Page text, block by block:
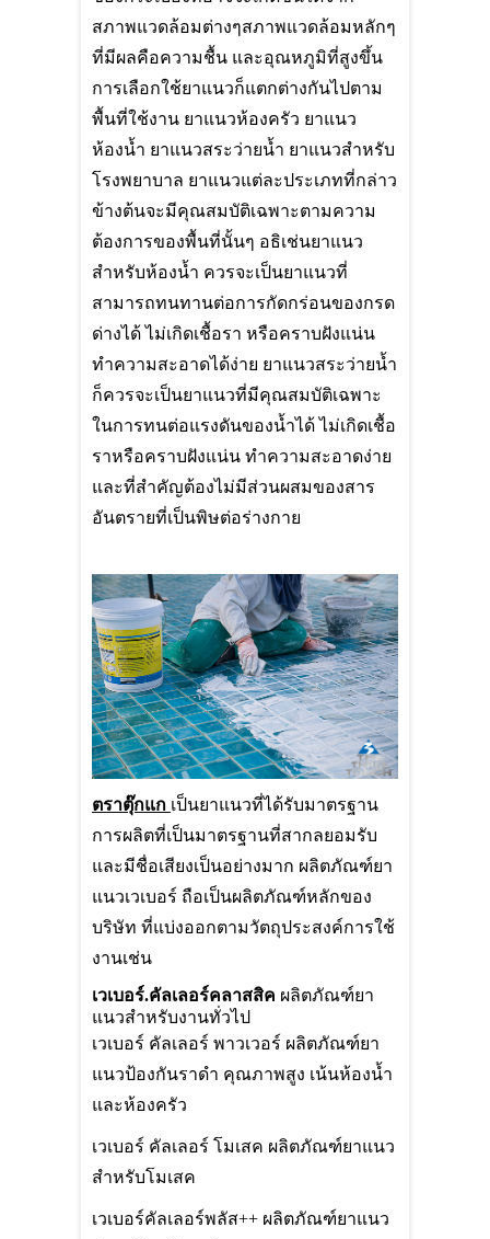
สภาพแวดล้อมต่างๆสภาพแวดล้อมหลักๆ
ที่มีผลคือความชื้น และอุณหภูมิที่สูงขึ้น
การเลือกใช้ยาแนวก็แตกต่างกันไปตาม
พื้นที่ใช้งาน ยาแนวห้องครัว ยาแนว
ห้องน้ำ ยาแนวสระว่ายน้ำ ยาแนวสำหรับ
โรงพยาบาล ยาแนวแต่ละประเภทที่กล่าว
ข้างต้นจะมีคุณสมบัติเฉพาะตามความ
ต้องการของพื้นที่นั้นๆ อธิเช่นยาแนว
สำหรับห้องน้ำ ควรจะเป็นยาแนวที่
สามารถทนทานต่อการกัดกร่อนของกรด
ด่างได้ ไม่เกิดเชื้อรา หรือคราบฝังแน่น
ทำความสะอาดได้ง่าย ยาแนวสระว่ายน้ำ
ก็ควรจะเป็นยาแนวที่มีคุณสมบัติเฉพาะ
ในการทนต่อแรงดันของน้ำได้ ไม่เกิดเชื้อ
ราหรือคราบฝังแน่น ทำความสะอาดง่าย
และที่สำคัญต้องไม่มีส่วนผสมของสาร
อันตรายที่เป็นพิษต่อร่างกาย
ตราตุ๊กแก เป็นยาแนวที่ได้รับมาตรฐาน
การผลิตที่เป็นมาตรฐานที่สากลยอมรับ
และมีชื่อเสียงเป็นอย่างมาก ผลิตภัณฑ์ยา
แนวเวเบอร์ ถือเป็นผลิตภัณฑ์หลักของ
บริษัท ที่แบ่งออกตามวัตถุประสงค์การใช้
งานเช่น
เวเบอร์.คัลเลอร์คลาสสิค ผลิตภัณฑ์ยา
แนวสำหรับงานทั่วไป
เวเบอร์ คัลเลอร์ พาวเวอร์ ผลิตภัณฑ์ยา
แนวป้องกันราดำ คุณภาพสูง เน้นห้องน้ำ
และห้องครัว
เวเบอร์ คัลเลอร์ โมเสค ผลิตภัณฑ์ยาแนว
สำหรับโมเสค
เวเบอร์คัลเลอร์พลัส++ ผลิตภัณฑ์ยาแนว